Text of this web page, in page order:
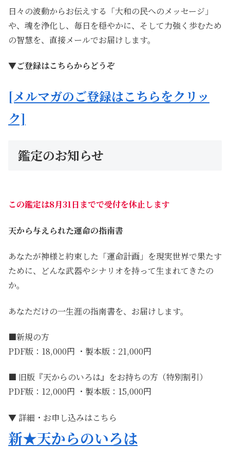
日々の波動からお伝えする「大和の民へのメッセージ」
や、魂を浄化し、毎日を穏やかに、そして力強く歩むため
の智慧を、直接メールでお届けします。
▼ご登録はこちらからどうぞ
[メルマガのご登録はこちらをクリッ
ク]
鑑定のお知らせ
この鑑定は8月31日までで受付を休止します
天から与えられた運命の指南書
あなたが神様と約束した「運命計画」を現実世界で果たす
ために、どんな武器やシナリオを持って生まれてきたの
か。
あなただけの一生涯の指南書を、お届けします。
■新規の方
PDF版：18,000円 ・製本版：21,000円
■ 旧版『天からのいろは』をお持ちの方（特別割引）
PDF版：12,000円 ・製本版：15,000円
▼ 詳細・お申し込みはこちら
新★天からのいろは